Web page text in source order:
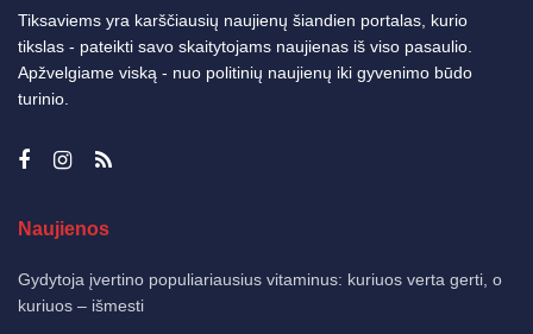
Tiksaviems yra karščiausių naujienų šiandien portalas, kurio
tikslas - pateikti savo skaitytojams naujienas iš viso pasaulio.
Apžvelgiame viską - nuo politinių naujienų iki gyvenimo būdo
turinio.
Naujienos
Gydytoja įvertino populiariausius vitaminus: kuriuos verta gerti, o
kuriuos – išmesti